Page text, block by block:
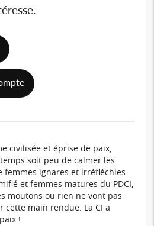
civilisée et éprise de paix,
soit peu de calmer les
femmes ignares et irréfléchies
et femmes matures du PDCI,
moutons ou rien ne vont pas
cette main rendue. La CI a
!